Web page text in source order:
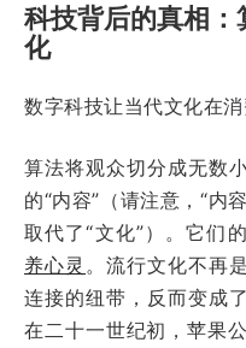
科技背后的真相
化
数字科技让当代文化在
算法将观众切分成无数
的“内容”（请注意，“内
取代了“文化”）。它们
养心灵 。流行文化不再
连接的纽带，反而变成
在二十一世纪初，苹果